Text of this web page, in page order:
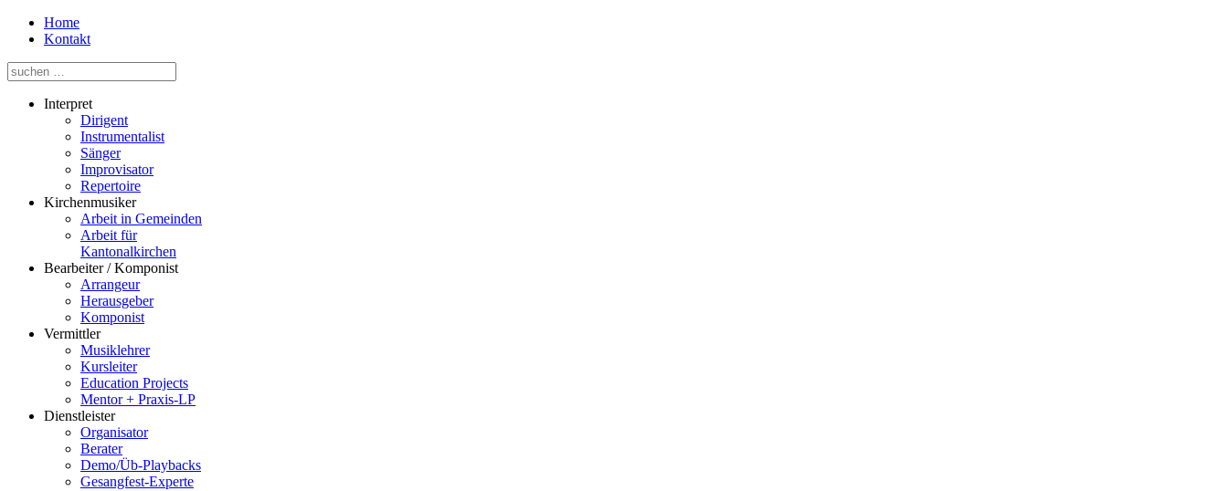
Home
Kontakt
Interpret
Dirigent
Instrumentalist
Sänger
Improvisator
Repertoire
Kirchenmusiker
Arbeit in Gemeinden
Arbeit für
Kantonalkirchen
Bearbeiter / Komponist
Arrangeur
Herausgeber
Komponist
Vermittler
Musiklehrer
Kursleiter
Education Projects
Mentor + Praxis-LP
Dienstleister
Organisator
Berater
Demo/Üb-Playbacks
Gesangfest-Experte